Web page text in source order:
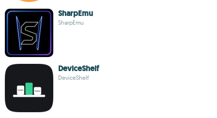
SharpEmu
SharpEmu
DeviceShelf
DeviceShelf